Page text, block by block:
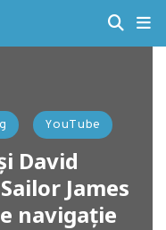
YouTube
David
James
navigație